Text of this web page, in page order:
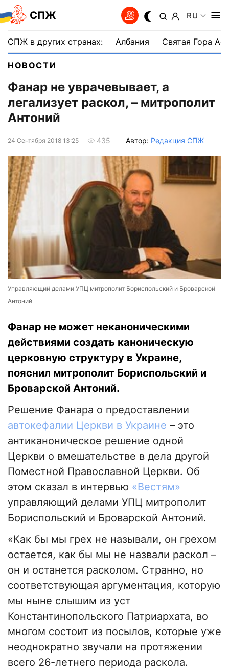
СПЖ RU
СПЖ в других странах: Албания Святая Гора
НОВОСТИ
Фанар не уврачевывает, а
легализует раскол, – митрополит
Антоний
24 Сентября 2018 13:25 435 Автор: Редакция СПЖ
Управляющий делами УПЦ митрополит Бориспольский и Броварской
Антоний
Фанар не может неканоническими
действиями создать каноническую
церковную структуру в Украине,
пояснил митрополит Бориспольский и
Броварской Антоний.
Решение Фанара о предоставлении
автокефалии Церкви в Украине – это
антиканоническое решение одной
Церкви о вмешательстве в дела другой
Поместной Православной Церкви. Об
этом сказал в интервью «Вестям»
управляющий делами УПЦ митрополит
Бориспольский и Броварской Антоний.
«Как бы мы грех не называли, он грехом
остается, как бы мы не назвали раскол –
он и останется расколом. Странно, но
соответствующая аргументация, которую
мы ныне слышим из уст
Константинопольского Патриархата, во
многом состоит из посылов, которые уже
неоднократно звучали на протяжении
всего 26-летнего периода раскола.